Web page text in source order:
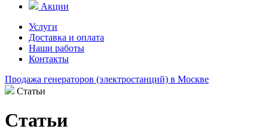
Акции
Услуги
Доставка и оплата
Наши работы
Контакты
Продажа генераторов (электростанций) в Москве
Статьи
Статьи